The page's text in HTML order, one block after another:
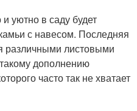
уютно в саду будет
с навесом. Последняя
различными листовыми
дополнению
часто так не хватает